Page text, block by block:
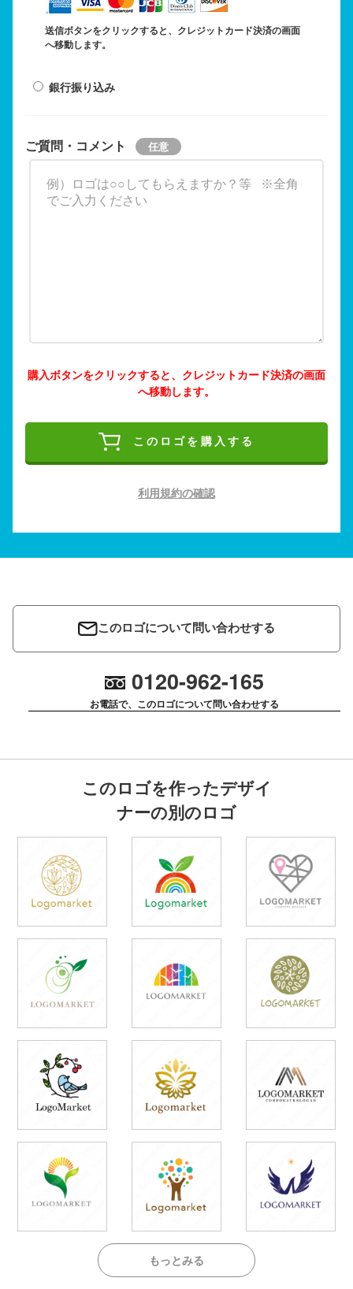
送信ボタンをクリックすると、クレジットカード決済の画面
へ移動します。
銀行振り込み
ご質問・コメント
購入ボタンをクリックすると、クレジットカード決済の画面
へ移動します。
このロゴを購入する
利用規約の確認
このロゴについて問い合わせする
0120-962-165
お電話で、このロゴについて問い合わせする
このロゴを作ったデザイ
ナーの別のロゴ
もっとみる